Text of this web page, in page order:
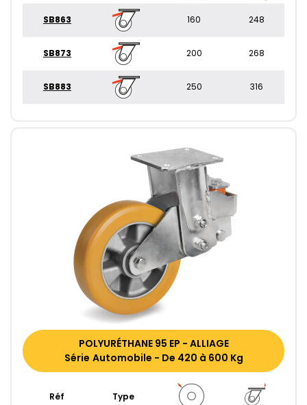
SB863 160 248
SB873 200 268
SB883 250 316
POLYURÉTHANE 95 EP - ALLIAGE
Série Automobile - De 420 à 600 Kg
Réf Type